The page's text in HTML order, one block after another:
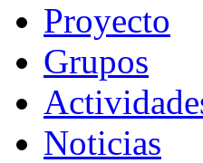
Proyecto
Grupos
Noticias